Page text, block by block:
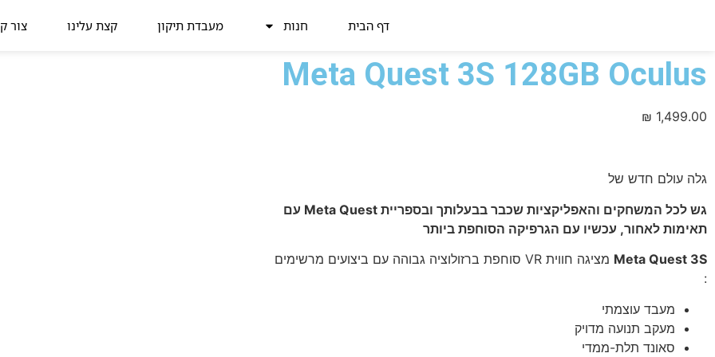
דף הבית חנות מעבדת תיקון קצת עלינו צור
Meta Quest 3S 128GB Oculus
₪ 1,499.00
גלה עולם חדש של
גש לכל המשחקים והאפליקציות שכבר בבעלותך ובספריית Meta Quest עם
תאימות לאחור, עכשיו עם הגרפיקה הסוחפת ביותר
Meta Quest 3S
מציגה חווית VR סוחפת ברזולוציה גבוהה עם ביצועים מרשימים
:
מעבד עוצמתי
מעקב תנועה מדויק
סאונד תלת-ממדי